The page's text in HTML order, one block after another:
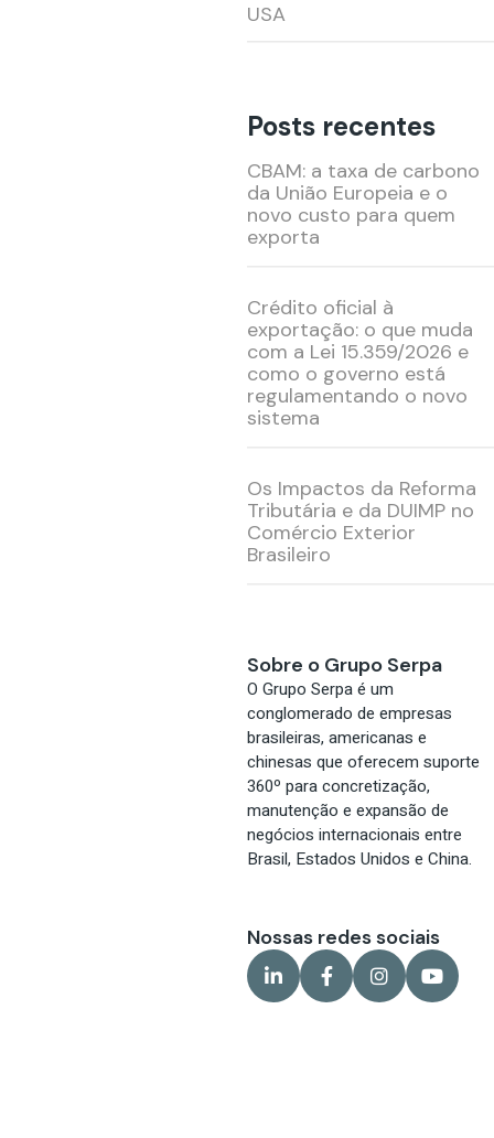
USA
Posts recentes
CBAM: a taxa de carbono
da União Europeia e o
novo custo para quem
exporta
Crédito oficial à
exportação: o que muda
com a Lei 15.359/2026 e
como o governo está
regulamentando o novo
sistema
Os Impactos da Reforma
Tributária e da DUIMP no
Comércio Exterior
Brasileiro
Sobre o Grupo Serpa
O Grupo Serpa é um
conglomerado de empresas
brasileiras, americanas e
chinesas que oferecem suporte
360º para concretização,
manutenção e expansão de
negócios internacionais entre
Brasil, Estados Unidos e China.
Nossas redes sociais